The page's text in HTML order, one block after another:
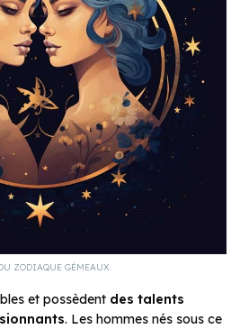
ZODIAQUE GÉMEAUX.
et possèdent des talents
. Les hommes nés sous ce